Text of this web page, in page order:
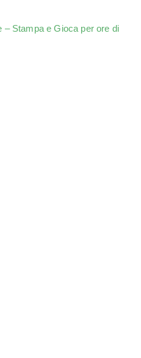
– Stampa e Gioca per ore di